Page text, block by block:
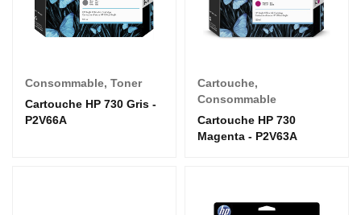
Consommable, Toner
Cartouche HP 730 Gris -
P2V66A
Cartouche,
Consommable
Cartouche HP 730
Magenta - P2V63A